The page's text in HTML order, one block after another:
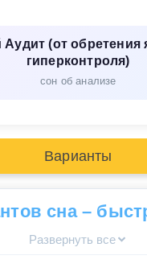
(от обретения
гиперконтроля)
сон об анализе
Варианты
сна –
Развернуть все